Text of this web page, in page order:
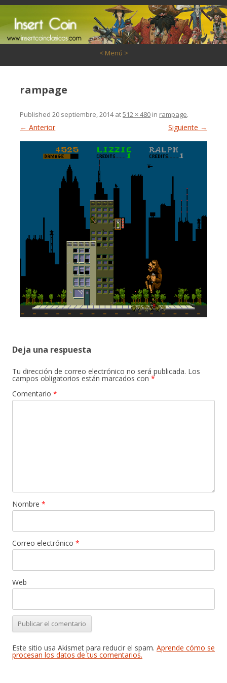
< Menú >
rampage
Published20 septiembre, 2014at512 × 480 in rampage.
← Anterior Siguiente →
Deja una respuesta
Tu dirección de correo electrónico no será publicada. Los
campos obligatorios están marcados con *
Comentario *
Nombre *
Correo electrónico *
Web
Este sitio usa Akismet para reducir el spam. Aprende cómo se
procesan los datos de tus comentarios.